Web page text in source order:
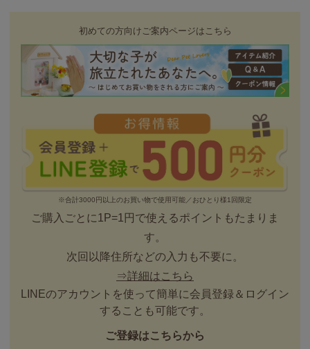
初めての方向けご案内ページはこちら
※合計3000円以上のお買い物で使用可能／おひとり様1回限定
ご購入ごとに1P=1円で使えるポイントもたまりま
す。
次回以降住所などの入力も不要に。
⇒詳細はこちら
LINEのアカウントを使って簡単に会員登録＆ログイン
することも可能です。
ご登録はこちらから